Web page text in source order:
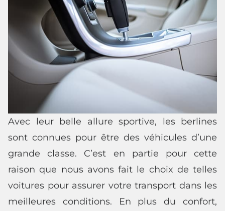
Avec leur belle allure sportive, les berlines
sont connues pour être des véhicules d’une
grande classe. C’est en partie pour cette
raison que nous avons fait le choix de telles
voitures pour assurer votre transport dans les
meilleures conditions. En plus du confort,